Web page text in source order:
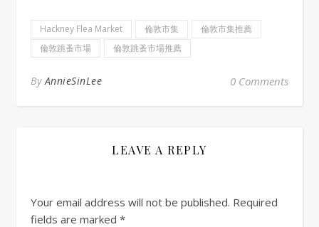
Hackney Flea Market 倫敦市集
倫敦市集推薦
倫敦跳蚤市場
倫敦跳蚤市場推薦
By AnnieSinLee 0 Comments
LEAVE A REPLY
Your email address will not be published. Required
fields are marked *